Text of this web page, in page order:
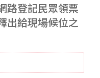
路登記民眾領票
出給現場候位之